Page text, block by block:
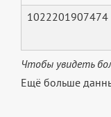
1022201907474
Чтобы увидеть
Ещё больше